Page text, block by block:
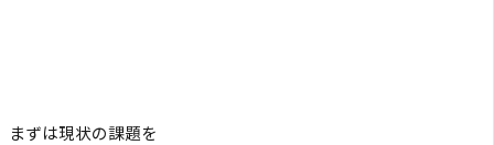
まずは現状の課題を